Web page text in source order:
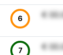
6 €
7 €